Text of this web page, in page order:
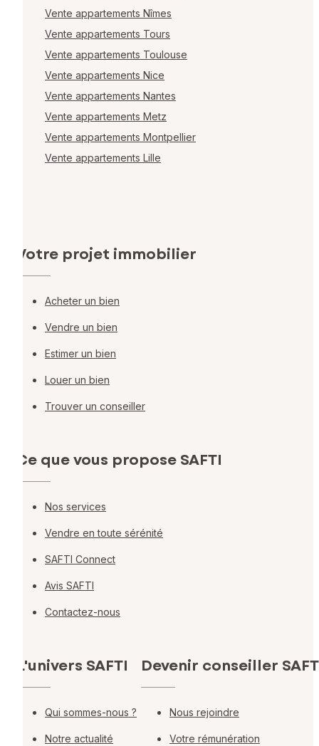
Vente appartements Nîmes
Vente appartements Tours
Vente appartements Toulouse
Vente appartements Nice
Vente appartements Nantes
Vente appartements Metz
Vente appartements Montpellier
Vente appartements Lille
Votre projet immobilier
Acheter un bien
Vendre un bien
Estimer un bien
Louer un bien
Trouver un conseiller
Ce que vous propose SAFTI
Nos services
Vendre en toute sérénité
SAFTI Connect
Avis SAFTI
Contactez-nous
L'univers SAFTI
Qui sommes-nous ?
Notre actualité
Devenir conseiller
Nous rejoindre
Votre rémunération